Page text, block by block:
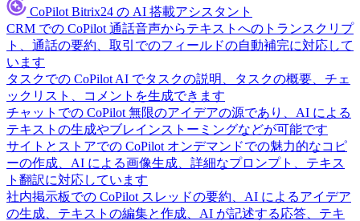
CoPilot Bitrix24 の AI 搭載アシスタント
CRM での CoPilot 通話音声からテキストへのトランスクリプ
ト、通話の要約、取引でのフィールドの自動補完に対応して
います
タスクでの CoPilot AI でタスクの説明、タスクの概要、チェ
ックリスト、コメントを生成できます
チャットでの CoPilot 無限のアイデアの源であり、AI による
テキストの生成やブレインストーミングなどが可能です
サイトとストアでの CoPilot オンデマンドでの魅力的なコピ
ーの作成、AI による画像生成、詳細なプロンプト、テキス
ト翻訳に対応しています
社内掲示板での CoPilot スレッドの要約、AI によるアイデア
の生成、テキストの編集と作成、AI が記述する応答、テキ